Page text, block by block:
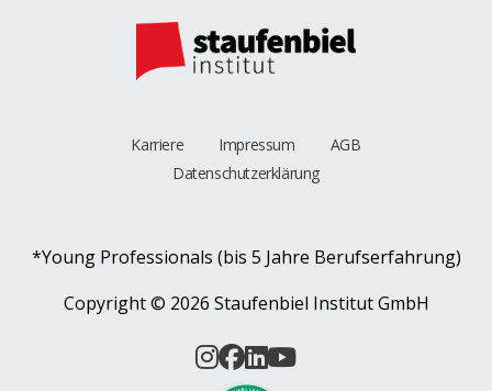
Karriere Impressum
AGB
Datenschutzerklärung
*Young Professionals (bis 5 Jahre Berufserfahrung)
Copyright © 2026 Staufenbiel Institut GmbH